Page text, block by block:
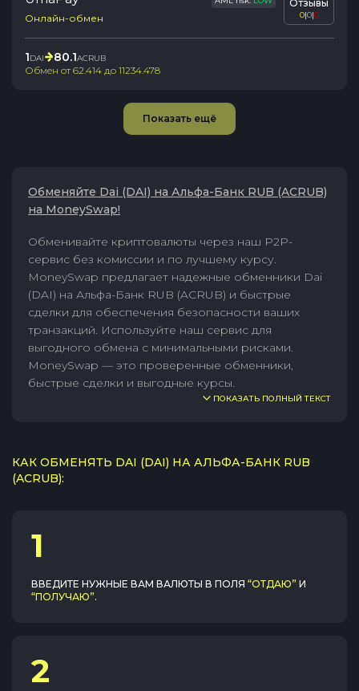
Онлайн-обмен
Отзывы
0|0|0
1DAI 80.1ACRUB
Обмен от62.414 до 11234.478
Показать ещё
Обменяйте Dai (DAI) на Альфа-Банк RUB (ACRUB)
на MoneySwap!
Обменивайте криптовалюты через наш P2P-
сервис без комиссии и по лучшему курсу.
MoneySwap предлагает надежные обменники Dai
(DAI) на Альфа-Банк RUB (ACRUB) и быстрые
сделки для обеспечения безопасности ваших
транзакций. Используйте наш сервис для
выгодного обмена с минимальными рисками.
MoneySwap — это проверенные обменники,
быстрые сделки и выгодные курсы.
ПОКАЗАТЬ ПОЛНЫЙ ТЕКСТ
КАК ОБМЕНЯТЬ DAI (DAI) НА АЛЬФА-БАНК RUB
(ACRUB):
1
ВВЕДИТЕ НУЖНЫЕ ВАМ ВАЛЮТЫ В ПОЛЯ “ОТДАЮ” И
“ПОЛУЧАЮ”.
2